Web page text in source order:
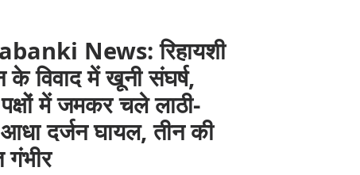
News: रिहायशी
के विवाद में खूनी संघर्ष,
पक्षों में जमकर चले लाठी-
दर्जन घायल, तीन की
गंभीर